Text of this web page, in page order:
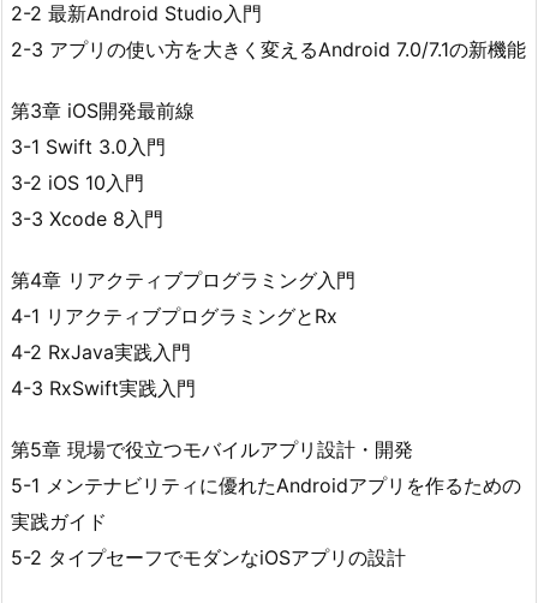
2-2 最新Android Studio入門
2-3 アプリの使い方を大きく変えるAndroid 7.0/7.1の新機能
第3章 iOS開発最前線
3-1 Swift 3.0入門
3-2 iOS 10入門
3-3 Xcode 8入門
第4章 リアクティブプログラミング入門
4-1 リアクティブプログラミングとRx
4-2 RxJava実践入門
4-3 RxSwift実践入門
第5章 現場で役立つモバイルアプリ設計・開発
5-1 メンテナビリティに優れたAndroidアプリを作るための
実践ガイド
5-2 タイプセーフでモダンなiOSアプリの設計